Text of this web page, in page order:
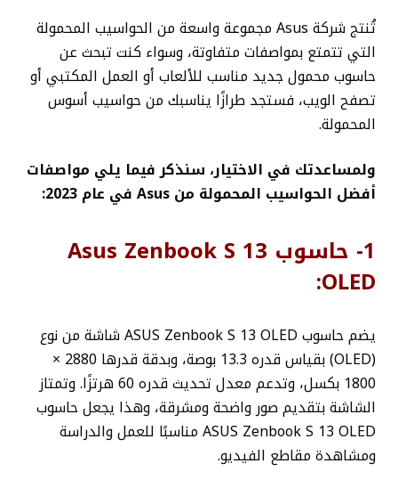
تُنتج شركة Asus مجموعة واسعة من الحواسيب المحمولة
التي تتمتع بمواصفات متفاوتة، وسواء كنت تبحث عن
حاسوب محمول جديد مناسب للألعاب أو العمل المكتبي أو
تصفح الويب، فستجد طرازًا يناسبك من حواسيب أسوس
المحمولة.
ولمساعدتك في الاختيار، سنذكر فيما يلي مواصفات
أفضل الحواسيب المحمولة من Asus في عام 2023:
1- حاسوب Asus Zenbook S 13
OLED:
يضم حاسوب ASUS Zenbook S 13 OLED شاشة من نوع
(OLED) بقياس قدره 13.3 بوصة، وبدقة قدرها
2880 ×
1800
بكسل، وتدعم معدل تحديث قدره 60 هرتزًا. وتمتاز
الشاشة بتقديم صور واضحة ومشرقة، وهذا يجعل حاسوب
ASUS Zenbook S 13 OLED مناسبًا للعمل والدراسة
ومشاهدة مقاطع الفيديو.